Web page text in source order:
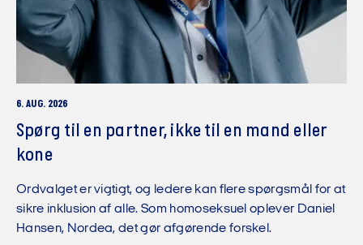
6. AUG. 2026
Spørg til en partner, ikke til en mand eller
kone
Ordvalget er vigtigt, og ledere kan flere spørgsmål for at
sikre inklusion af alle. Som homoseksuel oplever Daniel
Hansen, Nordea, det gør afgørende forskel.